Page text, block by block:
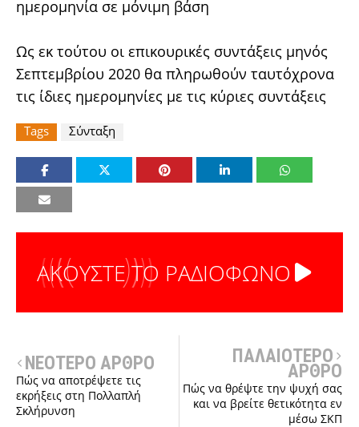
ημερομηνία σε μόνιμη βάση
Ως εκ τούτου οι επικουρικές συντάξεις μηνός
Σεπτεμβρίου 2020 θα πληρωθούν ταυτόχρονα
τις ίδιες ημερομηνίες με τις κύριες συντάξεις
Tags Σύνταξη
ΑΚΟΥΣΤΕ ΤΟ ΡΑΔΙΟΦΩΝΟ
ΝΕΟΤΕΡΟ ΑΡΘΡΟ
Πώς να αποτρέψετε τις
εκρήξεις στη Πολλαπλή
Σκλήρυνση
ΠΑΛΑΙΟΤΕΡΟ
ΑΡΘΡΟ
Πώς να θρέψτε την ψυχή σας
και να βρείτε θετικότητα εν
μέσω ΣΚΠ